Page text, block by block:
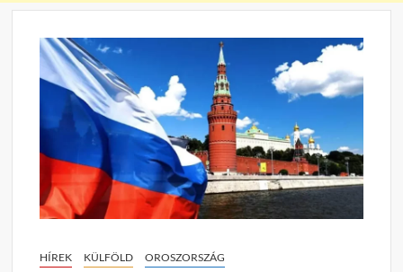
HÍREK KÜLFÖLD OROSZORSZÁG